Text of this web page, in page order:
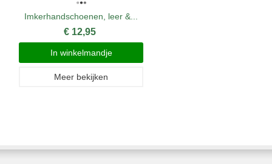
Imkerhandschoenen, leer &...
€ 12,95
In winkelmandje
Meer bekijken